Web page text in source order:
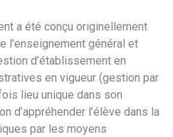
a été conçu originellement
l’enseignement général et
d’établissement en
en vigueur (gestion par
lieu unique dans son
d’appréhender l’élève dans la
par les moyens